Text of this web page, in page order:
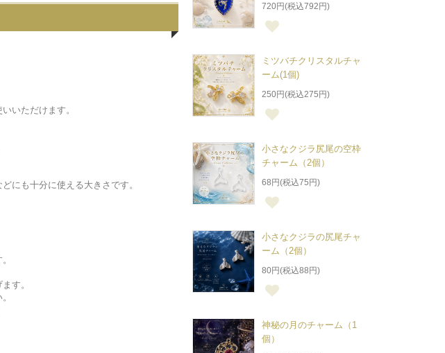
いただけます。
にも十分に使える大きさです。
す。
720円(税込792円)
ミツバチクリスタルチャ
ーム(1個)
250円(税込275円)
小さなクジラ尻尾の空枠
チャーム（2個）
68円(税込75円)
小さなクジラの尻尾チャ
ーム（2個）
80円(税込88円)
神秘の月のチャーム（1
個）